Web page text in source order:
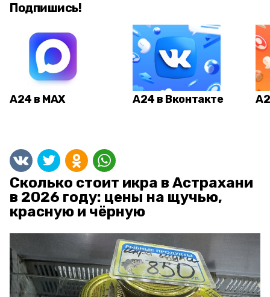
Подпишись!
А24 в MAX А24 в Вконтакте
Сколько стоит икра в Астрахани
в 2026 году: цены на щучью,
красную и чёрную